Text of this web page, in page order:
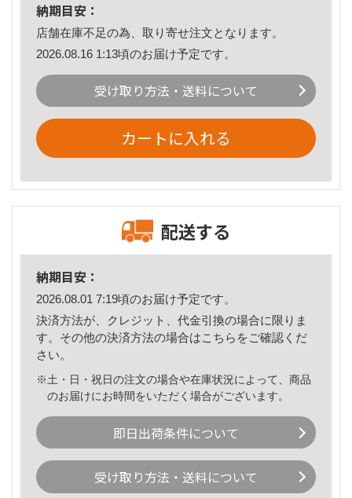
納期目安：
店舗在庫不足の為、取り寄せ注文となります。
2026.08.16 1:13頃のお届け予定です。
受け取り方法・送料について
カートに入れる
配送する
納期目安：
2026.08.01 7:19頃のお届け予定です。
決済方法が、クレジット、代金引換の場合に限りま
す。その他の決済方法の場合はこちら をご確認くだ
さい。
※土・日・祝日の注文の場合や在庫状況によって、商品
のお届けにお時間をいただく場合がございます。
即日出荷条件について
受け取り方法・送料について